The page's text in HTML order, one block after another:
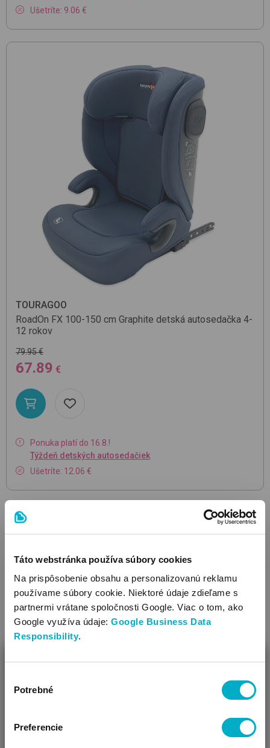
Táto webstránka používa súbory cookies
Na prispôsobenie obsahu a personalizovanú reklamu
používame súbory cookie. Niektoré údaje zdieľame s
partnermi vrátane spoločnosti Google. Viac o tom, ako
Google využíva údaje: Google Business Data
Responsibility.
súhlasu
Potrebné
Preferencie
Ušetríte: 9.06 €
TOURAGOO
RoadOn FX 100-150 cm Graphite detská autosedačka 4-
12 rokov
79.95 €
67.89 €
Ponuka platí do 16.8.!
Týždeň detských autosedačiek
Ušetríte: 12.06 €